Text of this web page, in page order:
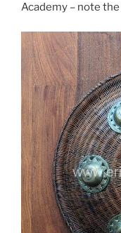
Academy – note